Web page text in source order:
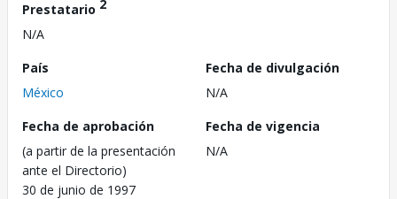
Prestatario 2
N/A
País
México
Fecha de divulgación
N/A
Fecha de aprobación
(a partir de la presentación
ante el Directorio)
30 de junio de 1997
Fecha de vigencia
N/A